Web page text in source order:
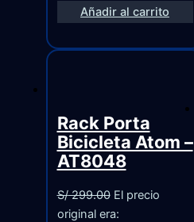
Añadir al carrito
Rack Porta
Bicicleta Atom –
AT8048
S/299.00 El precio
original era: